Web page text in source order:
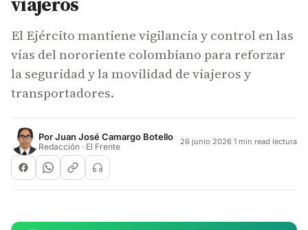
El Ejército mantiene vigilancia y control en las
vías del nororiente colombiano para reforzar
la seguridad y la movilidad de viajeros y
transportadores.
PorJuan José Camargo Botello
Redacción · El Frente 26 junio 2026·1 min read lectura